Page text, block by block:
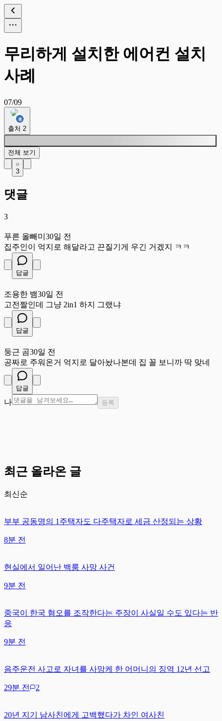
무리하게 설치한 에어컨 설치
사례
07/09
출처 2
전체 보기
3
댓글
3
푸른 올빼미 30일 전
집주인이 억지로 해달라고 끈질기게 우긴 거겠지 ㅋㅋ
답글
조용한 뱀30일 전
고전짤인데 그냥 2in1 하지 그랬냐
답글
둥근 곰30일 전
공짜로 주워온거 억지로 달아놨나본데 집 꼴 보니까 딱 맞네
답글
나 등록
최근 올라온 글
최신순
부부 공동명의 1주택자도 다주택자로 세금 산정되는 상황
8분 전
현실에서 일어난 백룸 사망 사건
9분 전
중국이 한국 혐오를 조작한다는 주장이 사실일 수도 있다는 반
응
9분 전
음주운전 사고로 자녀를 사망케 한 어머니의 징역 12년 선고
29분 전 2
20년 지기 남사친에게 고백했다가 차인 여사친